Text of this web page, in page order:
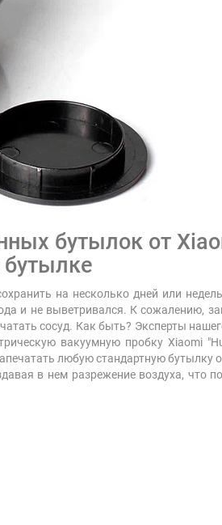
бутылок от
бутылке
на несколько дней или
и не выветривался. К сожалению,
сосуд. Как быть? Эксперты
вакуумную пробку Xiaomi
любую стандартную
в нем разрежение воздуха, что